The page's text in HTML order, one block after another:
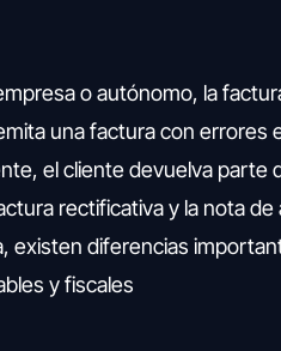
o autónomo, la
una factura con errores
el cliente devuelva parte
rectificativa y la nota
existen diferencias
y fiscales